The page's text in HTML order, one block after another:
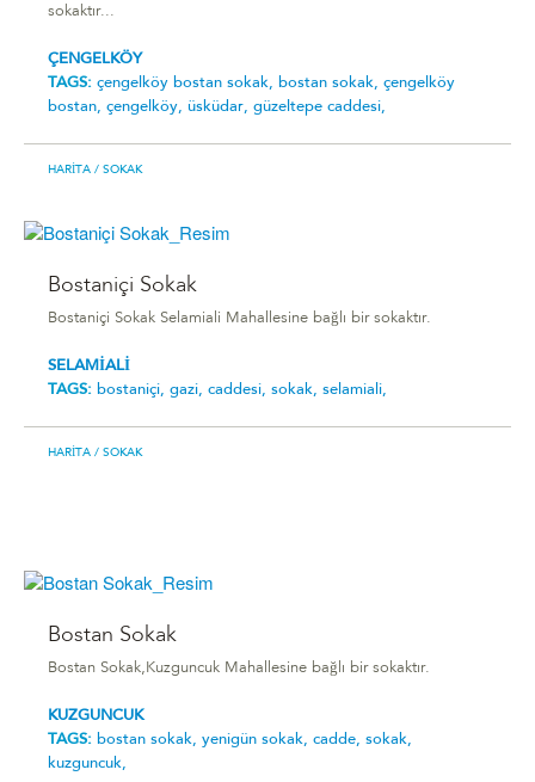
sokaktır...
ÇENGELKÖY
TAGS: çengelköy bostan sokak, bostan sokak, çengelköy
bostan, çengelköy, üsküdar, güzeltepe caddesi,
HARITA / SOKAK
Bostaniçi Sokak
Bostaniçi Sokak Selamiali Mahallesine bağlı bir sokaktır.
SELAMİALİ
TAGS: bostaniçi, gazi, caddesi, sokak, selamiali,
HARITA / SOKAK
Bostan Sokak
Bostan Sokak,Kuzguncuk Mahallesine bağlı bir sokaktır.
KUZGUNCUK
TAGS: bostan sokak, yenigün sokak, cadde, sokak,
kuzguncuk,